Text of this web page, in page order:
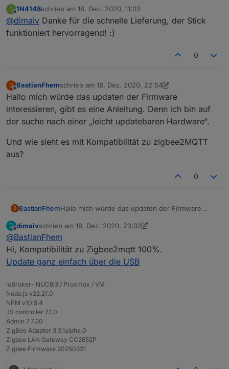
Firmware Update Anleitung
Stück
Versa
nd
"in DE inkl., mit Verfolgungsnummer"
"Leistungsstarke ZigBee Stick mit Z-Stack
Hier geht's zum CC2538+CC2592 Stick
1
Offline
1N4148schrieb am 18. Dez. 2020, 11:03
zuletzt editiert von
@dimaiv Danke für die schnelle Lieferung, der Stick
funktioniert hervorragend! :)
0
B
Offline
BastianFhemschrieb am 18. Dez. 2020, 22:54
zuletzt editiert von BastianFhem
Hallo mich würde das updaten der Firmware
interessieren, gibt es eine Anleitung. Denn ich bin auf
der suche nach einer „leicht updatebaren Hardware“.
Und wie sieht es mit Kompatibilität zu zigbee2MQTT
aus?
0
B BastianFhemHallo mich würde das updaten der Firmware
bin auf der suche nach einer „leicht updatebaren
Hardware“.
Und wie sieht es mit Kompatibilität zu
zigbee2MQTT aus?
D
Offline
dimaivschrieb am 18. Dez. 2020, 23:32
zuletzt editiert von dimaiv
@BastianFhem
Hi, Kompatibilität zu Zigbee2mqtt 100%.
Update ganz einfach über die USB
ioBroker- NUC8i3 / Proxmox / VM
Node.js v22.21.0
NPM v10.9.4
JS controller 7.1.0
Admin 7.7.20
ZigBee Adapter 3.3.1alpha.0
Zigbee LAN Gateway CC2652P
Zigbee Firmware 20250321